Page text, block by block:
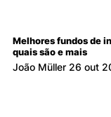
Melhores fundos de
quais são e mais
João Müller 26 out